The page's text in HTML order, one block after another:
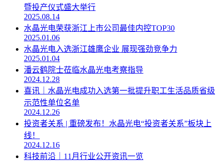
暨投产仪式盛大举行
2025.08.14
水晶光电荣获浙江上市公司最佳内控TOP30
2025.01.06
水晶光电入选浙江雄鹰企业 展现强劲竞争力
2025.01.04
潘云鹤院士莅临水晶光电考察指导
2024.12.28
喜讯｜水晶光电成功入选第一批提升职工生活品质省级
示范性单位名单
2024.12.26
投资者关系 | 重磅发布！水晶光电“投资者关系”板块上
线！
2024.12.16
科技前沿｜11月行业公开资讯一览